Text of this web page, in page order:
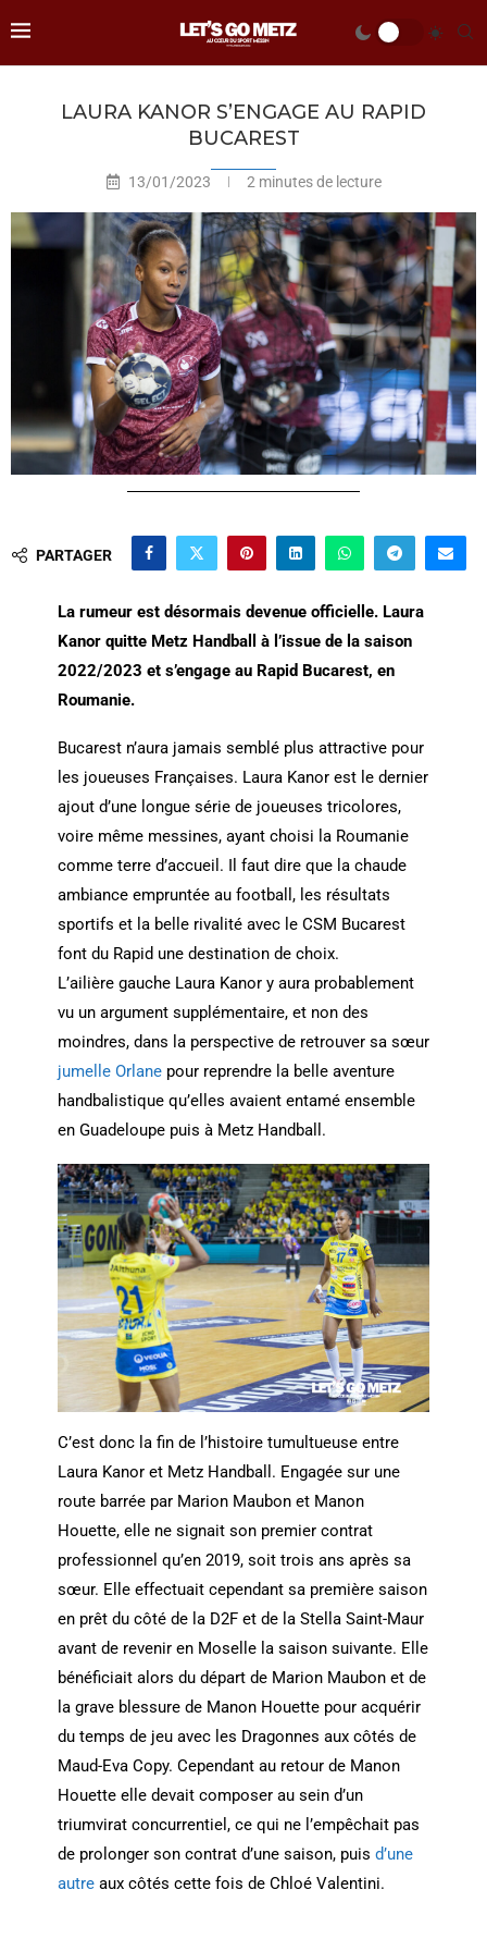
LAURA KANOR S’ENGAGE AU RAPID
BUCAREST
13/01/2023 2 minutes de lecture
PARTAGER
La rumeur est désormais devenue officielle. Laura
Kanor quitte Metz Handball à l’issue de la saison
2022/2023 et s’engage au Rapid Bucarest, en
Roumanie.
Bucarest n’aura jamais semblé plus attractive pour
les joueuses Françaises. Laura Kanor est le dernier
ajout d’une longue série de joueuses tricolores,
voire même messines, ayant choisi la Roumanie
comme terre d’accueil. Il faut dire que la chaude
ambiance empruntée au football, les résultats
sportifs et la belle rivalité avec le CSM Bucarest
font du Rapid une destination de choix.
L’ailière gauche Laura Kanor y aura probablement
vu un argument supplémentaire, et non des
moindres, dans la perspective de retrouver sa sœur
jumelle Orlanepour reprendre la belle aventure
handbalistique qu’elles avaient entamé ensemble
en Guadeloupe puis à Metz Handball.
C’est donc la fin de l’histoire tumultueuse entre
Laura Kanor et Metz Handball. Engagée sur une
route barrée par Marion Maubon et Manon
Houette, elle ne signait son premier contrat
professionnel qu’en 2019, soit trois ans après sa
sœur. Elle effectuait cependant sa première saison
en prêt du côté de la D2F et de la Stella Saint-Maur
avant de revenir en Moselle la saison suivante. Elle
bénéficiait alors du départ de Marion Maubon et de
la grave blessure de Manon Houette pour acquérir
du temps de jeu avec les Dragonnes aux côtés de
Maud-Eva Copy. Cependant au retour de Manon
Houette elle devait composer au sein d’un
triumvirat concurrentiel, ce qui ne l’empêchait pas
de prolonger son contrat d’une saison, puis d’une
autreaux côtés cette fois de Chloé Valentini.